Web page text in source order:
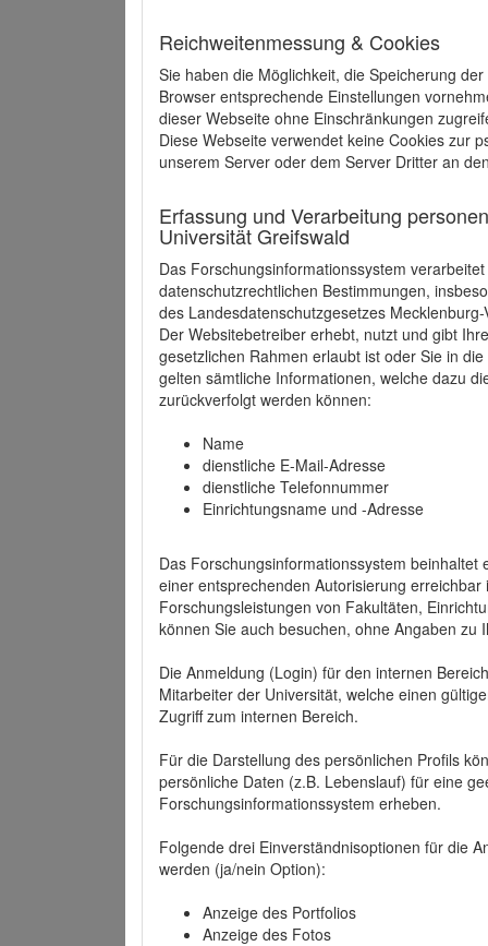
Reichweitenmessung & Cookies
Sie haben die Möglichkeit, die Speicherung
Browser entsprechende Einstellungen
dieser Webseite ohne Einschränkungen
Diese Webseite verwendet keine Cookies zur
unserem Server oder dem Server Dritter an
Erfassung und Verarbeitung
Universität Greifswald
Das Forschungsinformationssystem
datenschutzrechtlichen Bestimmungen,
des Landesdatenschutzgesetzes
Der Websitebetreiber erhebt, nutzt und gibt
gesetzlichen Rahmen erlaubt ist oder Sie in
gelten sämtliche Informationen, welche dazu
zurückverfolgt werden können:
Name
dienstliche E-Mail-Adresse
dienstliche Telefonnummer
Einrichtungsname und -Adresse
Das Forschungsinformationssystem beinhaltet
einer entsprechenden Autorisierung
Forschungsleistungen von Fakultäten,
können Sie auch besuchen, ohne Angaben zu
Die Anmeldung (Login) für den internen
Mitarbeiter der Universität, welche einen
Zugriff zum internen Bereich.
Für die Darstellung des persönlichen Profils
persönliche Daten (z.B. Lebenslauf) für eine
Forschungsinformationssystem erheben.
Folgende drei Einverständnisoptionen für die
werden (ja/nein Option):
Anzeige des Portfolios
Anzeige des Fotos